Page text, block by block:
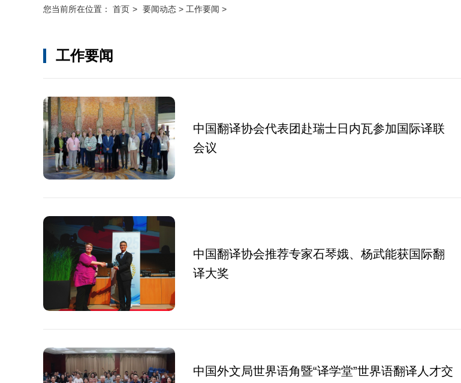
现任领导
境外考试
您当前所在位置： 首页 > 要闻动态 > 工作要闻 >
工作要闻
中国翻译协会代表团赴瑞士日内瓦参加国际译联
会议
中国翻译协会推荐专家石琴娥、杨武能获国际翻
译大奖
中国外文局世界语角暨“译学堂”世界语翻译人才交